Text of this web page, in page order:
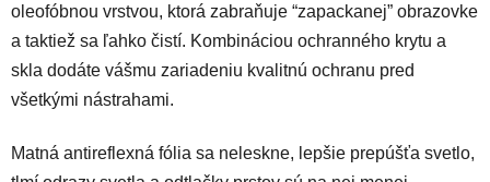
oleofóbnou vrstvou, ktorá zabraňuje “zapackanej” obrazovke
a taktiež sa ľahko čistí. Kombináciou ochranného krytu a
skla dodáte vášmu zariadeniu kvalitnú ochranu pred
všetkými nástrahami.
Matná antireflexná fólia sa neleskne, lepšie prepúšťa svetlo,